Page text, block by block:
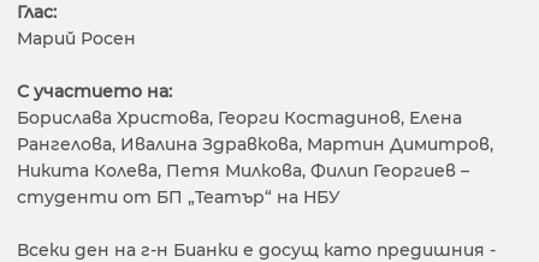
Глас:
Марий Росен
С участието на:
Борислава Христова, Георги Костадинов, Елена
Рангелова, Ивалина Здравкова, Мартин Димитров,
Никита Колева, Петя Милкова, Филип Георгиев –
студенти от БП „Театър“ на НБУ
Всеки ден на г-н Бианки е досущ като предишния -